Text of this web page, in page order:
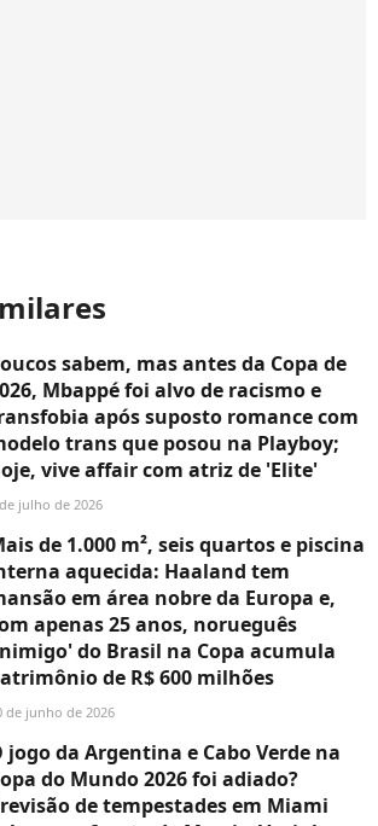
sabem, mas antes da Copa de
Mbappé foi alvo de racismo e
após suposto romance com
trans que posou na Playboy;
vive affair com atriz de 'Elite'
julho de 2026
de 1.000 m², seis quartos e piscina
aquecida: Haaland tem
em área nobre da Europa e,
apenas 25 anos, norueguês
do Brasil na Copa acumula
de R$ 600 milhões
de junho de 2026
jogo da Argentina e Cabo Verde na
do Mundo 2026 foi adiado?
de tempestades em Miami